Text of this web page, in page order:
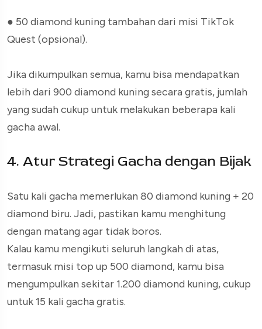
● 50 diamond kuning tambahan dari misi TikTok
Quest (opsional).
Jika dikumpulkan semua, kamu bisa mendapatkan
lebih dari 900 diamond kuning secara gratis, jumlah
yang sudah cukup untuk melakukan beberapa kali
gacha awal.
4. Atur Strategi Gacha dengan Bijak
Satu kali gacha memerlukan 80 diamond kuning + 20
diamond biru. Jadi, pastikan kamu menghitung
dengan matang agar tidak boros.
Kalau kamu mengikuti seluruh langkah di atas,
termasuk misi top up 500 diamond, kamu bisa
mengumpulkan sekitar 1.200 diamond kuning, cukup
untuk 15 kali gacha gratis.